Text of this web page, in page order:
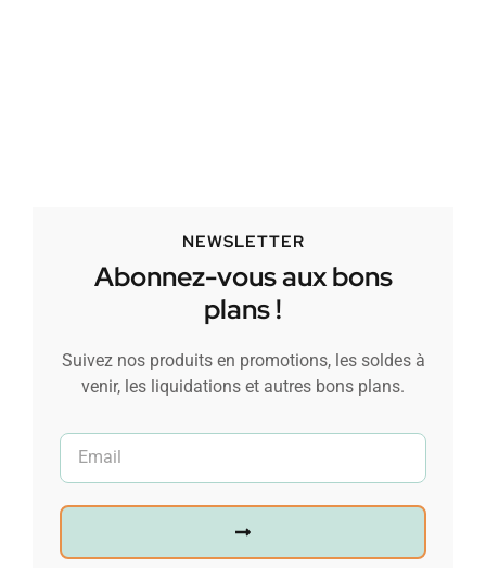
NEWSLETTER
Abonnez-vous aux bons
plans !
Suivez nos produits en promotions, les soldes à
venir, les liquidations et autres bons plans.